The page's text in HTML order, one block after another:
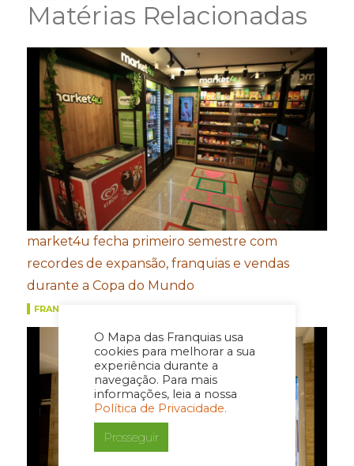
O Mapa das Franquias usa
cookies para melhorar a sua
experiência durante a
navegação. Para mais
informações, leia a nossa
Política de Privacidade.
Prosseguir
Matérias Relacionadas
market4u fecha primeiro semestre com
recordes de expansão, franquias e vendas
durante a Copa do Mundo
FRANQUIAS